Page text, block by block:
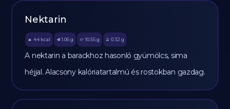
Nektarin
🔥 44 kcal 🥩 1.06 g 🥔 10.55g 🫒 0.32 g
A nektarin a barackhoz hasonló gyümölcs, sima
héjjal. Alacsony kalóriatartalmú és rostokban gazdag.